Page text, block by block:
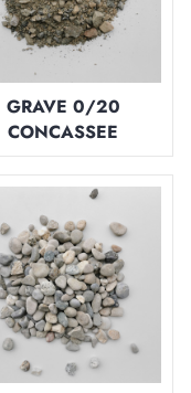
GRAVE 0/20
CONCASSEE